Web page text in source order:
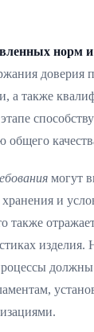
норм и
доверия
а также
могут
и
также
изделия.
должны